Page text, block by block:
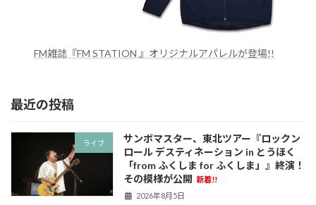
FM雑誌『FM STATION 』オリジナルアパレルが登場!!
最近の投稿
ライブ
サンボマスター、東北ツアー『ロックン
ロール デスティネーション in とうほく
「from ふくしま for ふくしま」』終演！
その模様が公開 新着!!
2026年8月5日